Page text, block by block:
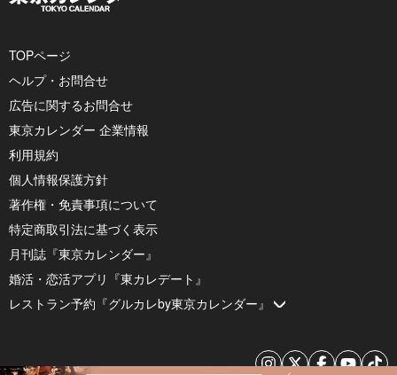
TOPページ
ヘルプ・お問合せ
広告に関するお問合せ
東京カレンダー 企業情報
利用規約
個人情報保護方針
著作権・免責事項について
特定商取引法に基づく表示
月刊誌『東京カレンダー』
婚活・恋活アプリ『東カレデート』
レストラン予約『グルカレby東京カレンダー』